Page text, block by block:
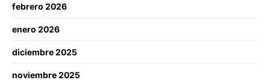
febrero 2026
enero 2026
diciembre 2025
noviembre 2025